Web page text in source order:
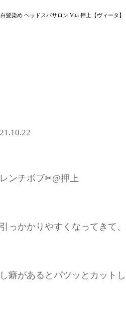
髪染め ヘッドスパサロン Vita 押上【ヴィータ】
ンチボブ✂@押上
引っかかりやすくなってきて
癖があるとパツッとカット